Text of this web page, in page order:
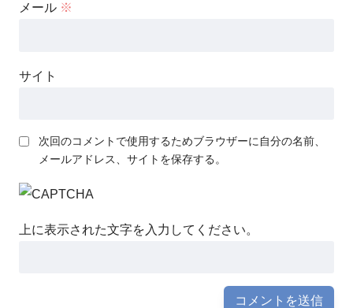
メール ※
サイト
次回のコメントで使用するためブラウザーに自分の名前、
メールアドレス、サイトを保存する。
上に表示された文字を入力してください。